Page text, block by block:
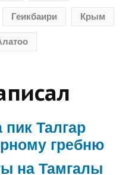
Геикбаири Крым
Талгар
гребню
на Тамгалы